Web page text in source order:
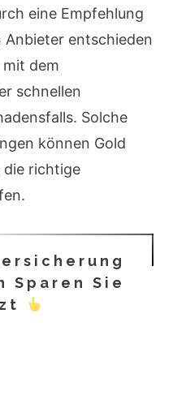
eine Empfehlung
entschieden
dem
schnellen
Solche
können Gold
richtige
Sparen Sie